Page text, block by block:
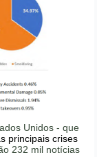
Unidos - que
principais crises
232 mil notícias